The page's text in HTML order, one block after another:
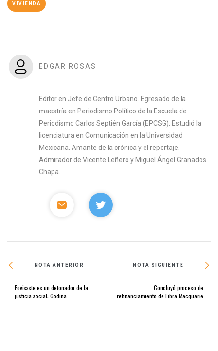
VIVIENDA
EDGAR ROSAS
Editor en Jefe de Centro Urbano. Egresado de la
maestría en Periodismo Político de la Escuela de
Periodismo Carlos Septién García (EPCSG). Estudió la
licenciatura en Comunicación en la Universidad
Mexicana. Amante de la crónica y el reportaje.
Admirador de Vicente Leñero y Miguel Ángel Granados
Chapa.
NOTA ANTERIOR
Fovissste es un detonador de la
justicia social: Godina
NOTA SIGUIENTE
Concluyó proceso de
refinanciamiento de Fibra Macquarie